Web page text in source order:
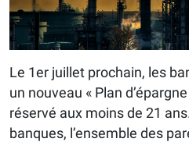
Le 1er juillet prochain, les
un nouveau « Plan
réservé aux moins de 21
banques, l’ensemble des